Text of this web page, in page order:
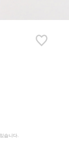
습니다.